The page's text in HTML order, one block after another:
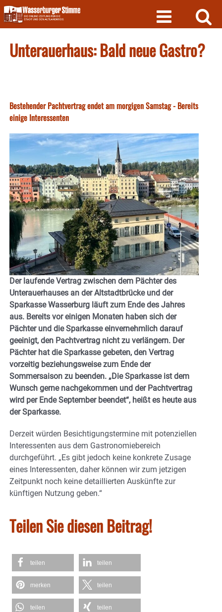
Skip
to
content
Unterauerhaus: Bald neue Gastro?
Bestehender Pachtvertrag endet am morgigen Samstag - Bereits
einige Interessenten
Der laufende Vertrag zwischen dem Pächter des
Unterauerhauses an der Altstadtbrücke und der
Sparkasse Wasserburg läuft zum Ende des Jahres
aus. Bereits vor einigen Monaten haben sich der
Pächter und die Sparkasse einvernehmlich darauf
geeinigt, den Pachtvertrag nicht zu verlängern. Der
Pächter hat die Sparkasse gebeten, den Vertrag
vorzeitig beziehungsweise zum Ende der
Sommersaison zu beenden. „Die Sparkasse ist dem
Wunsch gerne nachgekommen und der Pachtvertrag
wird per Ende September beendet“, heißt es heute aus
der Sparkasse.
Derzeit würden Besichtigungstermine mit potenziellen
Interessenten aus dem Gastronomiebereich
durchgeführt. „Es gibt jedoch keine konkrete Zusage
eines Interessenten, daher können wir zum jetzigen
Zeitpunkt noch keine detaillierten Auskünfte zur
künftigen Nutzung geben.“
Teilen Sie diesen Beitrag!
teilen teilen
merken teilen
teilen teilen